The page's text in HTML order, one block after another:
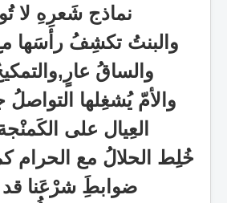
نماذج شَعرِهِ لا
والبنتُ تكشِفُ رأسَها
والساقُ
والأمّ يُشغِلها التواصلُ
العِيال على
خُلِط الحلالُ مع الحرام
ضوابطَِ شرْعَنا قد